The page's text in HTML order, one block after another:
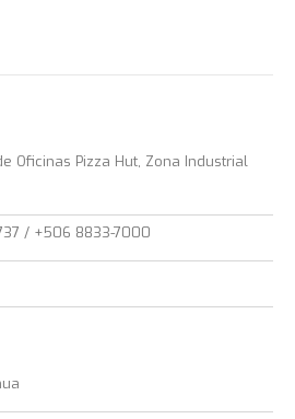
Oficinas Pizza Hut, Zona Industrial
/ +506 8833-7000